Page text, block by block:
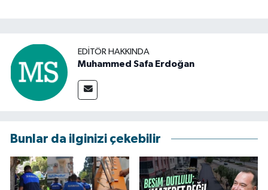
EDITÖR HAKKINDA
Muhammed Safa Erdoğan
Bunlar da ilginizi çekebilir